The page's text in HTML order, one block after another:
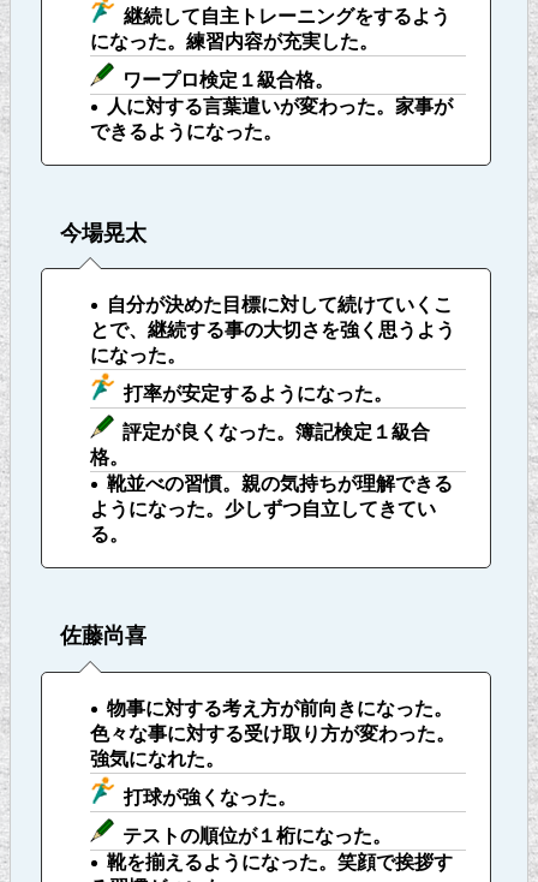
継続して自主トレーニングをするよう
になった。練習内容が充実した。
ワープロ検定１級合格。
人に対する言葉遣いが変わった。家事が
できるようになった。
今場晃太
自分が決めた目標に対して続けていくこ
とで、継続する事の大切さを強く思うよう
になった。
打率が安定するようになった。
評定が良くなった。簿記検定１級合
格。
靴並べの習慣。親の気持ちが理解できる
ようになった。少しずつ自立してきてい
る。
佐藤尚喜
物事に対する考え方が前向きになった。
色々な事に対する受け取り方が変わった。
強気になれた。
打球が強くなった。
テストの順位が１桁になった。
靴を揃えるようになった。笑顔で挨拶す